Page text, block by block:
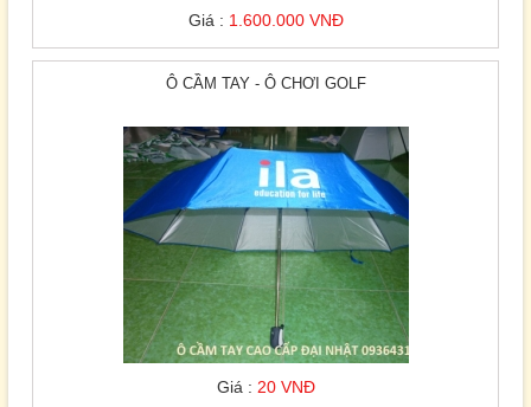
Giá : 1.600.000 VNĐ
Ô CẦM TAY - Ô CHƠI GOLF
Giá : 20 VNĐ